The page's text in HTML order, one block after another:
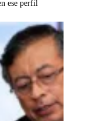
ese perfil